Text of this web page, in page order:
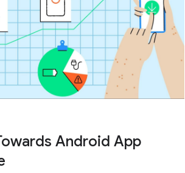
Android App